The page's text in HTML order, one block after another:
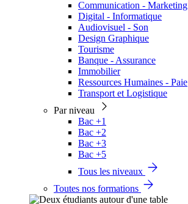
Communication - Marketing
Digital - Informatique
Audiovisuel - Son
Design Graphique
Tourisme
Banque - Assurance
Immobilier
Ressources Humaines - Paie
Transport et Logistique
Par niveau
Bac +1
Bac +2
Bac +3
Bac +5
Tous les niveaux
Toutes nos formations